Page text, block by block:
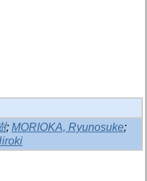
; MORIOKA, Ryunosuke;